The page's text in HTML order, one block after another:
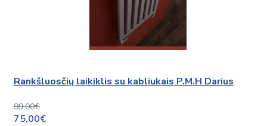
Rankšluosčių laikiklis su kabliukais P.M.H Darius
99,00€
75,00€